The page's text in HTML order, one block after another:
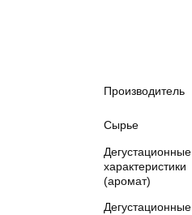
Производитель
Сырье
Дегустационные
характеристики
(аромат)
Дегустационные